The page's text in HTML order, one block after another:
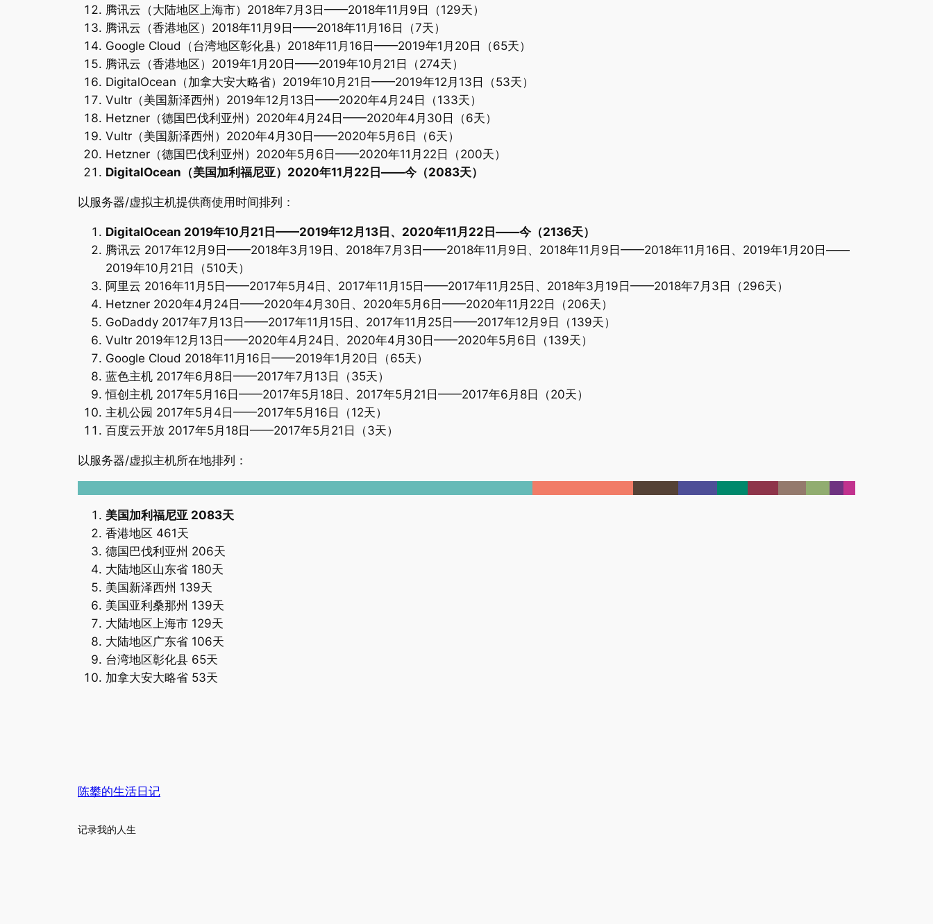
腾讯云（大陆地区上海市）2018年7月3日——2018年11月9日（129天）
腾讯云（香港地区）2018年11月9日——2018年11月16日（7天）
Google Cloud（台湾地区彰化县）2018年11月16日——2019年1月20日（65天）
腾讯云（香港地区）2019年1月20日——2019年10月21日（274天）
DigitalOcean（加拿大安大略省）2019年10月21日——2019年12月13日（53天）
Vultr（美国新泽西州）2019年12月13日——2020年4月24日（133天）
Hetzner（德国巴伐利亚州）2020年4月24日——2020年4月30日（6天）
Vultr（美国新泽西州）2020年4月30日——2020年5月6日（6天）
Hetzner（德国巴伐利亚州）2020年5月6日——2020年11月22日（200天）
DigitalOcean（美国加利福尼亚）2020年11月22日——今（2083天）
以服务器/虚拟主机提供商使用时间排列：
DigitalOcean 2019年10月21日——2019年12月13日、2020年11月22日——今（2136天）
腾讯云 2017年12月9日——2018年3月19日、2018年7月3日——2018年11月9日、2018年11月9日——2018年11月16日、2019年1月20日——
2019年10月21日（510天）
阿里云 2016年11月5日——2017年5月4日、2017年11月15日——2017年11月25日、2018年3月19日——2018年7月3日（296天）
Hetzner 2020年4月24日——2020年4月30日、2020年5月6日——2020年11月22日（206天）
GoDaddy 2017年7月13日——2017年11月15日、2017年11月25日——2017年12月9日（139天）
Vultr 2019年12月13日——2020年4月24日、2020年4月30日——2020年5月6日（139天）
Google Cloud 2018年11月16日——2019年1月20日（65天）
蓝色主机 2017年6月8日——2017年7月13日（35天）
恒创主机 2017年5月16日——2017年5月18日、2017年5月21日——2017年6月8日（20天）
主机公园 2017年5月4日——2017年5月16日（12天）
百度云开放 2017年5月18日——2017年5月21日（3天）
以服务器/虚拟主机所在地排列：
美国加利福尼亚 2083天
香港地区 461天
德国巴伐利亚州 206天
大陆地区山东省 180天
美国新泽西州 139天
美国亚利桑那州 139天
大陆地区上海市 129天
大陆地区广东省 106天
台湾地区彰化县 65天
加拿大安大略省 53天
陈攀的生活日记
记录我的人生